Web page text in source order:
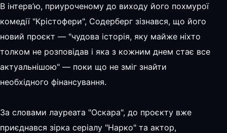
В інтерв’ю, приуроченому до виходу його похмурої
комедії "Крістофери", Содерберг зізнався, що його
новий проєкт — "чудова історія, яку майже ніхто
толком не розповідав і яка з кожним днем стає все
актуальнішою" — поки що не зміг знайти
необхідного фінансування.
За словами лауреата "Оскара", до проєкту вже
приєднався зірка серіалу "Нарко" та актор,